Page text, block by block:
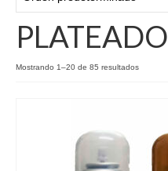
Tienda
Contacto
Finalizar compra
PLATEADO
Mostrando 1–20 de 85 resultados